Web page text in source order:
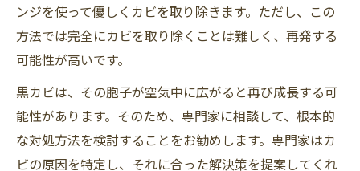
ンジを使って優しくカビを取り除きます。ただし、この
方法では完全にカビを取り除くことは難しく、再発する
可能性が高いです。
黒カビは、その胞子が空気中に広がると再び成長する可
能性があります。そのため、専門家に相談して、根本的
な対処方法を検討することをお勧めします。専門家はカ
ビの原因を特定し、それに合った解決策を提案してくれ